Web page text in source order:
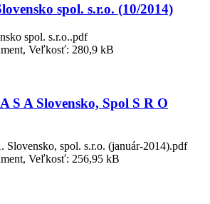
spol. s.r.o. (10/2014)
spol. s.r.o..pdf
Veľkosť: 280,9 kB
S A Slovensko, Spol S R O
spol. s.r.o. (január-2014).pdf
Veľkosť: 256,95 kB